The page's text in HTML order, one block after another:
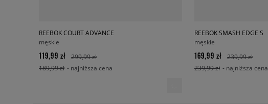
REEBOK COURT ADVANCE
męskie
119,99 zł
299,99 zł
189,99 zł - najniższa cena
REEBOK SMASH EDGE S
męskie
169,99 zł
239,99 zł
239,99 zł - najniższa cena